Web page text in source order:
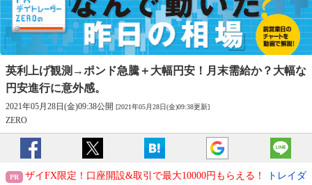
英利上げ観測→ポンド急騰＋大幅円安！ 月末需給か？大幅な
円安進行に意外感。
2021年05月28日(金)09:38公開 [2021年05月28日(金)09:38更新]
ZERO
ザイFX限定！口座開設&取引で最大10000円もらえる！
トレイダ